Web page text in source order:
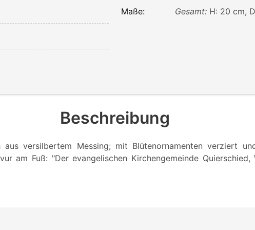
Maße: Gesamt: H: 20 cm,
Beschreibung
aus versilbertem Messing; mit Blütenornamenten verziert
am Fuß: "Der evangelischen Kirchengemeinde Quierschied,